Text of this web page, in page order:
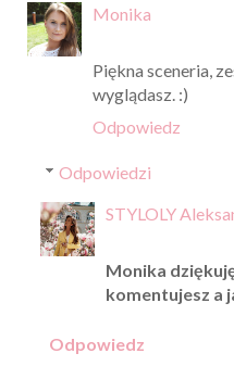
Monika
Piękna sceneria,
wyglądasz. :)
Odpowiedz
Odpowiedzi
STYLOLY
Monika
komentujesz a
Odpowiedz